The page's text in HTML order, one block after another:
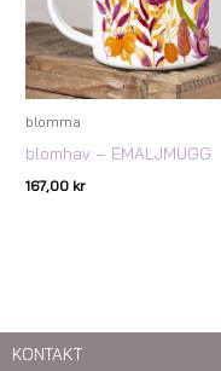
blomma
blomhav – EMALJMUGG
167,00 kr
KONTAKT